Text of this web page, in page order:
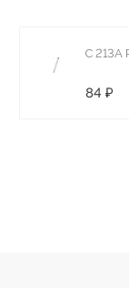
C 213A
84 ₽